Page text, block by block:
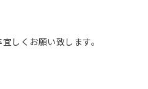
しくお願い致します。